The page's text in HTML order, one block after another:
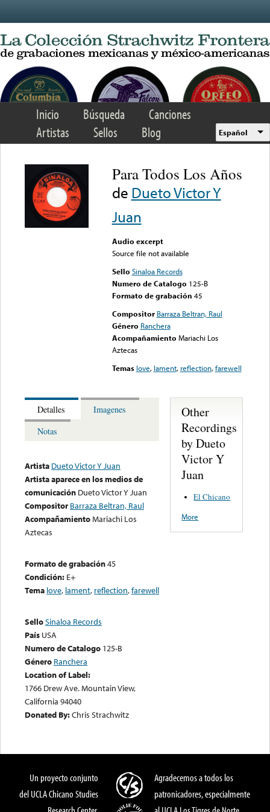
Inicio Búsqueda
Canciones
Artistas
Sellos Blog Español
Para Todos Los Años
de Dueto Victor Y
Juan
Audio excerpt
Source file not available
Sello Sinaloa Records
Numero de Catalogo 125-B
Formato de grabación 45
Compositor Barraza Beltran, Raul
Género Ranchera
Acompañamiento Mariachi Los
Aztecas
Temas love, lament, reflection,farewell
Detalles
Imagenes
Notas
Artista Dueto Victor Y Juan
Artista aparece en los medios de
comunicación Dueto Victor Y Juan
Compositor Barraza Beltran, Raul
AcompañamientoMariachi Los
Aztecas
Formato de grabación45
Condición: E+
Tema love, lament, reflection,farewell
SelloSinaloa Records
País USA
Numero de Catalogo 125-B
Género Ranchera
Location of Label:
1766 Drew Ave. Mountain View,
California 94040
Donated By:Chris Strachwitz
Other
Recordings
by Dueto
Victor Y
Juan
El Chicano
More
Un proyecto conjunto
del UCLA Chicano Studies
Agradecemos a todos los
patronicadores, especialmente